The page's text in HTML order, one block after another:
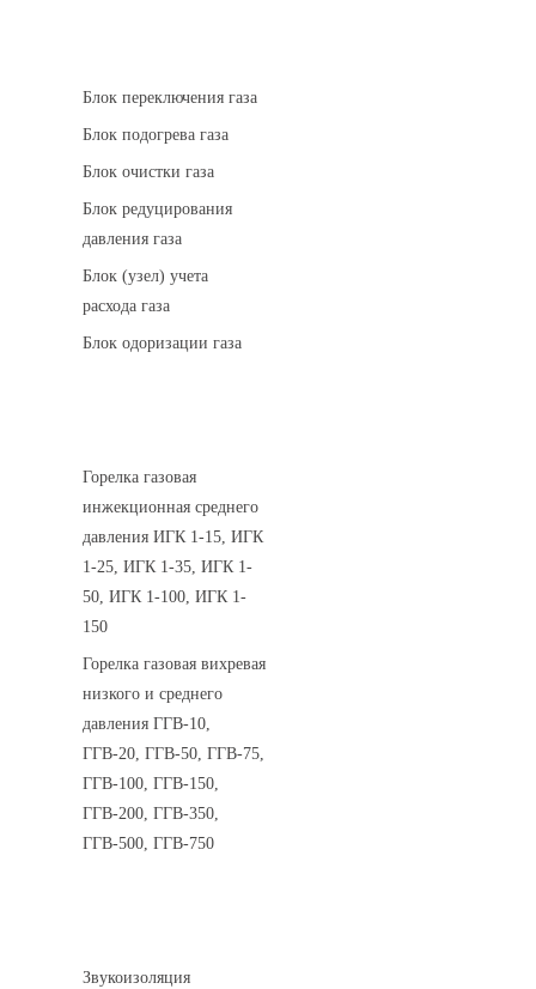
Блок переключения газа
Блок подогрева газа
Блок очистки газа
Блок редуцирования
давления газа
Блок (узел) учета
расхода газа
Блок одоризации газа
Горелка газовая
инжекционная среднего
давления ИГК 1-15, ИГК
1-25, ИГК 1-35, ИГК 1-
50, ИГК 1-100, ИГК 1-
150
Горелка газовая вихревая
низкого и среднего
давления ГГВ-10,
ГГВ-20, ГГВ-50, ГГВ-75,
ГГВ-100, ГГВ-150,
ГГВ-200, ГГВ-350,
ГГВ-500, ГГВ-750
Звукоизоляция